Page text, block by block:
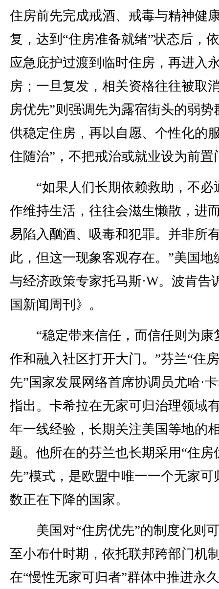
住房前先完成戒酒、戒毒与精神健
复，达到“住房准备就绪”状态后，
应急庇护过渡到临时住房，再进入
房；一旦复发，相关资格往往被取
房优先”则强调先为露宿街头的弱势
供稳定住房，再以自愿、个性化的
住随治”，不把戒治或就业设为前置
“如果人们长期依赖救助，不必
作维持生活，往往会滋生懒散，进
易陷入酗酒、吸毒和犯罪。并非所
此，但这一现象客观存在。”美国地
与经济政策专家托马斯·W。波肯告
国新闻周刊》。
“稳定带来信任，而信任则为康
作和融入社区打开大门。”芬兰“住
先”国家发展网络首席协调员尤哈·
指出。卡希拉在无家可归治理领域
年一线经验，长期关注美国等地的
题。他所在的芬兰也长期采用“住房
先”模式，是欧盟中唯一一个无家可
数正在下降的国家。
美国对“住房优先”的制度化则
至小布什时期，依托联邦跨部门机
在“慢性无家可归者”群体中推进永